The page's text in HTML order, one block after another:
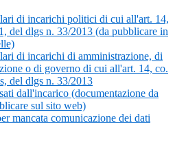
di incarichi politici di cui all'art. 14,
del dlgs n. 33/2013 (da pubblicare in
di incarichi di amministrazione, di
o di governo di cui all'art. 14, co.
del dlgs n. 33/2013
dall'incarico (documentazione da
sul sito web)
mancata comunicazione dei dati